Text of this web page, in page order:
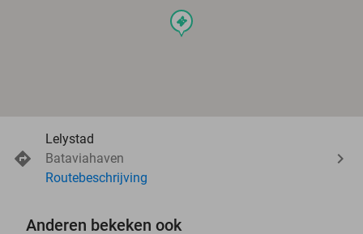
events
Lelystad
Bataviahaven
Routebeschrijving
Anderen bekeken ook